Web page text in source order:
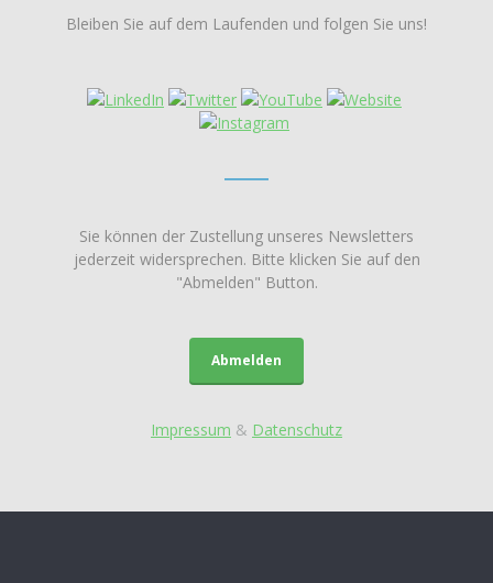
Bleiben Sie auf dem Laufenden und folgen Sie uns!
Sie können der Zustellung unseres Newsletters
jederzeit widersprechen. Bitte klicken Sie auf den
"Abmelden" Button.
Abmelden
Impressum & Datenschutz